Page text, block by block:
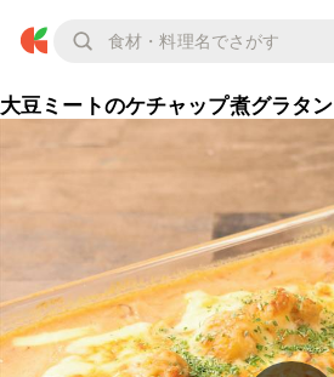
大豆ミートのケチャップ煮グラタン